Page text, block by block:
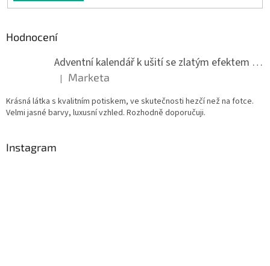
Hodnocení
Adventní kalendář k ušití se zlatým efektem 042Q
Hodnocení produktu je 5 z 5 hvězdiček.
| Marketa
Krásná látka s kvalitním potiskem, ve skutečnosti hezčí než na fotce.
Velmi jasné barvy, luxusní vzhled. Rozhodně doporučuji.
Instagram